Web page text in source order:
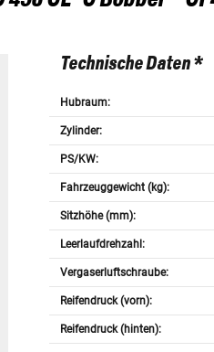
Technische Daten *
Hubraum:
Zylinder:
PS/KW:
Fahrzeuggewicht (kg):
Sitzhöhe (mm):
Leerlaufdrehzahl:
Vergaserluftschraube:
Reifendruck (vorn):
Reifendruck (hinten):